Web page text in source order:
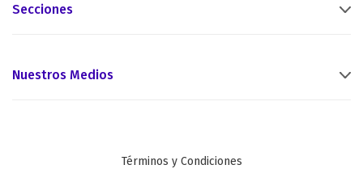
Secciones
Nuestros Medios
Términos y Condiciones